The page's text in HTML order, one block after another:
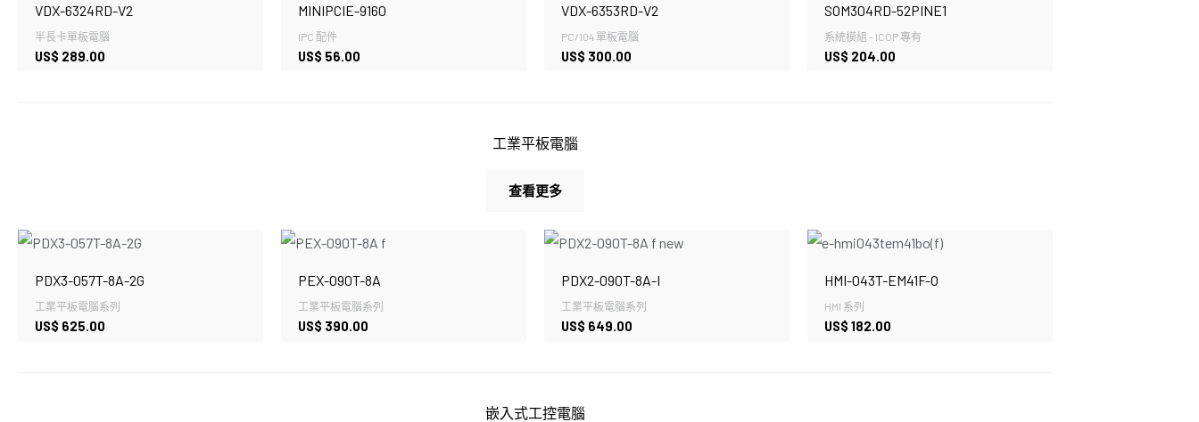
VDX-6324RD-V2
半長卡單板電腦
US$ 289.00
MINIPCIE-9160
IPC 配件
US$ 56.00
VDX-6353RD-V2
PC/104 單板電腦
US$ 300.00
SOM304RD-52PINE1
系統模組 - ICOP 專有
US$ 204.00
工業平板電腦
查看更多
PDX3-057T-8A-2G
工業平板電腦系列
US$ 625.00
PEX-090T-8A
工業平板電腦系列
US$ 390.00
PDX2-090T-8A-I
工業平板電腦系列
US$ 649.00
HMI-043T-EM41F-O
HMI 系列
US$ 182.00
嵌入式工控電腦